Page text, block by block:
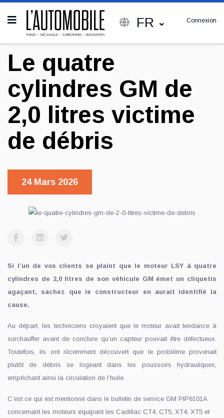
FR Connexion
Le quatre
cylindres GM de
2,0 litres victime
de débris
24 Mars 2026
Si l’un de vos clients se plaint que le moteur LSY à quatre
cylindres de 2,0 litres de son véhicule GM émet un cliquetis
agaçant, sachez que le constructeur en aurait identifié la
cause.
Au départ, les techniciens croyaient que le moteur avait tendance à
surchauffer avant de conclure qu’un capteur pouvait être défectueux.
Toutefois, ils ont récemment découvert que le problème provenait
plutôt de débris se logeant dans les poussoirs hydrauliques,
empêchant ainsi la circulation de l’huile.
C’est ce qui est mentionné dans le bulletin de service GM PIP6101A
concernant les moteurs équipant les Cadillac CT4, CT5, XT4, XT5 et